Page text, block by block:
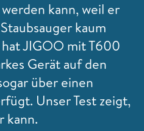
kann, weil er
kaum
JIGOO mit T600
Gerät auf den
über einen
Unser Test zeigt,
kann.